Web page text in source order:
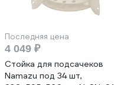
Последняя цена
4 049 ₽
Стойка для подсачеков
Namazu под 34 шт,